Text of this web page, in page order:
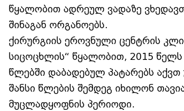
წყალობით ადრეულ ვადაზე
შინაგან ორგანოებს.
ქირურგიის ეროვნული ცენტრის
სიცოცხლის“ წყალობით, 2015 წელს
წლებში დაბადებულ პატარებს აქვთ
შანსი წლების შემდეგ იხილონ
მუცლადყოფნის პერიოდი.